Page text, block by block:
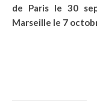
de Paris le 30
Marseille le 7